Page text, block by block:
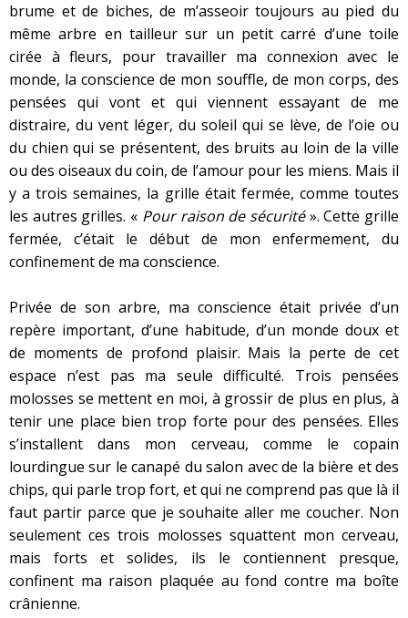
brume et de biches, de m’asseoir toujours au pied du
même arbre en tailleur sur un petit carré d’une toile
cirée à fleurs, pour travailler ma connexion avec le
monde, la conscience de mon souffle, de mon corps, des
pensées qui vont et qui viennent essayant de me
distraire, du vent léger, du soleil qui se lève, de l’oie ou
du chien qui se présentent, des bruits au loin de la ville
ou des oiseaux du coin, de l’amour pour les miens. Mais il
y a trois semaines, la grille était fermée, comme toutes
les autres grilles. « Pour raison de sécurité». Cette grille
fermée, c’était le début de mon enfermement, du
confinement de ma conscience.
Privée de son arbre, ma conscience était privée d’un
repère important, d’une habitude, d’un monde doux et
de moments de profond plaisir. Mais la perte de cet
espace n’est pas ma seule difficulté. Trois pensées
molosses se mettent en moi, à grossir de plus en plus, à
tenir une place bien trop forte pour des pensées. Elles
s’installent dans mon cerveau, comme le copain
lourdingue sur le canapé du salon avec de la bière et des
chips, qui parle trop fort, et qui ne comprend pas que là il
faut partir parce que je souhaite aller me coucher. Non
seulement ces trois molosses squattent mon cerveau,
mais forts et solides, ils le contiennent presque,
confinent ma raison plaquée au fond contre ma boîte
crânienne.